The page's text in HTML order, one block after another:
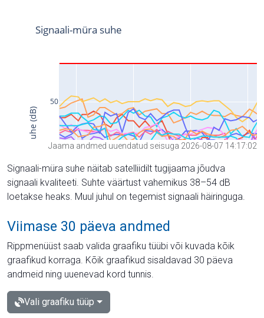
Jaama andmed uuendatud seisuga 2026-08-07 14:17:02
Signaali-müra suhe näitab satelliidilt tugijaama jõudva
signaali kvaliteeti. Suhte väärtust vahemikus 38–54 dB
loetakse heaks. Muul juhul on tegemist signaali häiringuga.
Viimase 30 päeva andmed
Rippmenüüst saab valida graafiku tüübi või kuvada kõik
graafikud korraga. Kõik graafikud sisaldavad 30 päeva
andmeid ning uuenevad kord tunnis.
Vali graafiku tüüp